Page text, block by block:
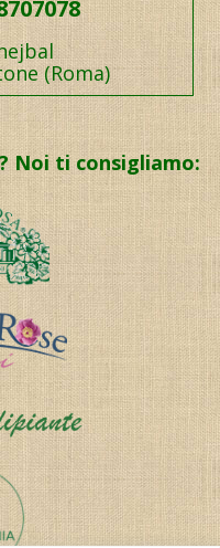
(Roma)
Noi ti consigliamo: